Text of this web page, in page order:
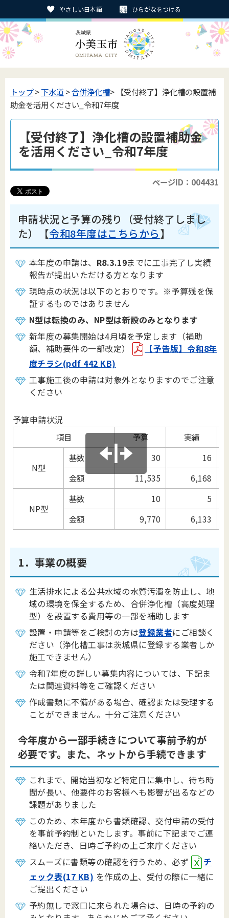
やさしい日本語 ひらがなをつける
トップ>下水道>合併浄化槽> 【受付終了】浄化槽の設置補
助金を活用ください_令和7年度
【受付終了】浄化槽の設置補助金
を活用ください_令和7年度
ページID：004431
申請状況と予算の残り（受付終了しまし
た）【令和8年度はこちらから】
本年度の申請は、 R8.3.19までに工事完了し実績
報告が提出いただける方となります
現時点の状況は以下のとおりです。※予算残を保
証するものではありません
N型は転換のみ、NP型は新設のみとなります
新年度の募集開始は4月頃を予定します（補助
額、補助要件の一部改定）
【予告版】令和8年
度チラシ(pdf 442 KB)
工事施工後の申請は対象外となりますのでご注意
ください
予算申請状況
項目 予算 実績
N型
基数 30
16
金額
11,535 6,168
NP型
基数 10
5
金額
9,770 6,133
1．事業の概要
生活排水による公共水域の水質汚濁を防止し、地
域の環境を保全するため、 合併浄化槽（高度処理
型）を設置する費用等の一部を補助します
設置・申請等をご検討の方は登録業者にご相談く
ださい（浄化槽工事は茨城県に登録する業者しか
施工できません）
令和7年度の詳しい募集内容については、下記ま
たは関連資料等をご確認ください
作成書類に不備がある場合、確認または受理する
ことができません。十分ご注意ください
今年度から一部手続きについて事前予約が
必要です。また、ネットから手続できます
これまで、開始当初など特定日に集中し、待ち時
間が長い、他要件のお客様へも影響が出るなどの
課題がありました
このため、本年度から書類確認、交付申請の受付
を事前予約制といたします。事前に下記までご連
絡いただき、日時ご予約の上ご来庁ください
スムーズに書類等の確認を行うため、必ず
チ
ェック表(17 KB) を作成の上、受付の際に一緒に
ご提出ください
予約無しで窓口に来られた場合は、日時の予約の